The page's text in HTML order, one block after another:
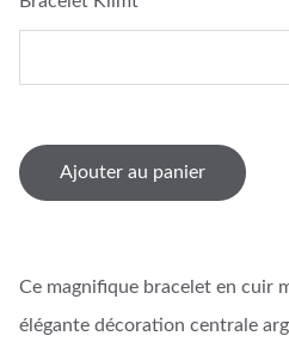
Ajouter au panier
Ce magnifique bracelet en cuir
élégante décoration centrale